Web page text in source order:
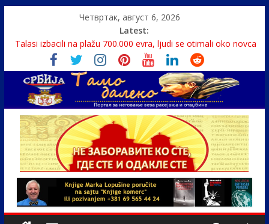
Четвртак, август 6, 2026
Latest:
Talasi izbacili na plažu 700.000 evra, ljudi se otimali oko novca
Srbin zaspao na Dunavu, reka ga odnela u Rumuniju
Politika i seks glavne teme srpskih medija
U Srbiji pola miliona migranata, 100 000 stranaca se zaposlilo
Monasi spasili dete sa litice visoke 15 metara